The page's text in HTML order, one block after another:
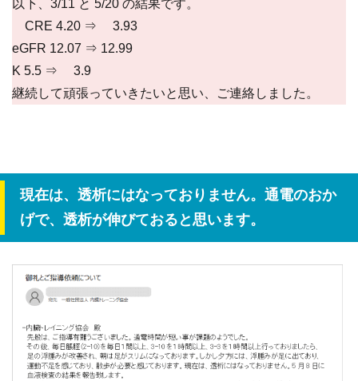
以下、3/11 と 5/20 の結果です。
CRE 4.20 ⇒ 3.93
eGFR 12.07 ⇒ 12.99
K 5.5 ⇒ 3.9
継続して頑張っていきたいと思い、ご連絡しました。
現在は、透析にはなっておりません。通電のおか
げで、透析が伸びておると思います。